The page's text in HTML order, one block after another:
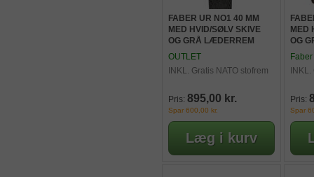
FABER UR NO1 40 MM
MED HVID/SØLV SKIVE
OG GRÅ LÆDERREM
OUTLET
INKL. Gratis NATO stofrem
Pris: 895,00 kr.
Spar 600,00 kr.
MED
OG
Pris:
Spar